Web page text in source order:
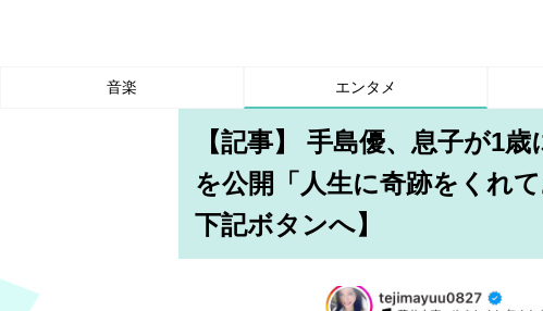
音楽 エンタメ
【記事】 手島優、息子が1
を公開「人生に奇跡をくれ
下記ボタンへ】